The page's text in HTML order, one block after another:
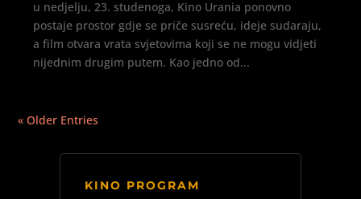
u nedjelju, 23. studenoga, Kino Urania ponovno
postaje prostor gdje se priče susreću, ideje sudaraju,
a film otvara vrata svjetovima koji se ne mogu vidjeti
nijednim drugim putem. Kao jedno od...
« Older Entries
KINO PROGRAM